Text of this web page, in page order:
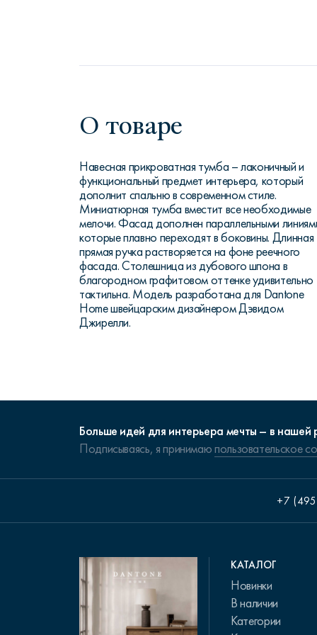
О товаре
Навесная прикроватная тумба – лаконичный и
функциональный предмет интерьера, который
дополнит спальню в современном стиле.
Миниатюрная тумба вместит все необходимые
мелочи. Фасад дополнен параллельными
которые плавно переходят в боковины. Длинная
прямая ручка растворяется на фоне реечного
фасада. Столешница из дубового шпона в
благородном графитовом оттенке удивительно
тактильна. Модель разработана для Dantone
Home швейцарским дизайнером Дэвидом
Джирелли.
Больше идей для интерьера мечты – в нашей
Подписываясь, я принимаюпользовательское
+7
КАТАЛОГ
Новинки
В наличии
Категории